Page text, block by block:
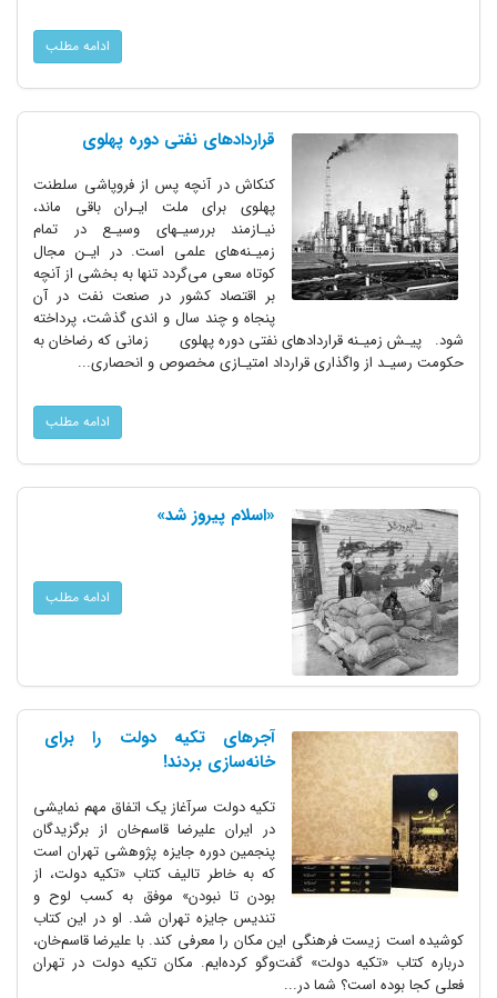
ادامه مطلب
قراردادهای نفتی دوره پهلوی
کنکاش در آنچه پس از فروپاشی سلطنت
پهلوی برای ملت ایـران باقی ماند،
نیـازمند بررسیـهای وسیـع در تمام
زمیـنه‌های علمی است. در ایـن مجال
کوتاه سعی می‌گردد تنها به بخشی از آنچه
بر اقتصاد کشور در صنعت نفت در آن
پنجاه و چند سال و اندی گذشت، پرداخته
شود. پیـش زمیـنه قراردادهای نفتی دوره پهلوی زمانی که رضاخان به
حکومت رسیـد از واگذاری قرارداد امتیـازی مخصوص و انحصاری...
ادامه مطلب
«اسلام پیروز شد»
ادامه مطلب
آجرهای تکیه دولت را برای
خانه‌سازی بردند!
تکیه دولت سرآغاز یک اتفاق مهم نمایشی
در ایران علیرضا قاسم‌خان از برگزیدگان
پنجمین دوره جایزه پژوهشی تهران است
که به خاطر تالیف کتاب «تکیه دولت، از
بودن تا نبودن» موفق به کسب لوح و
تندیس جایزه تهران شد. او در این کتاب
کوشیده است زیست فرهنگی این مکان را معرفی کند. با علیرضا قاسم‌خان،
درباره کتاب «تکیه دولت» گفت‌وگو کرده‌ایم. مکان تکیه دولت در تهران
فعلی کجا بوده است؟ شما در...